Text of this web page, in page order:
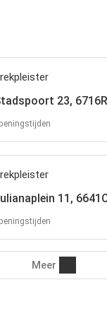
23,
11,
Meer